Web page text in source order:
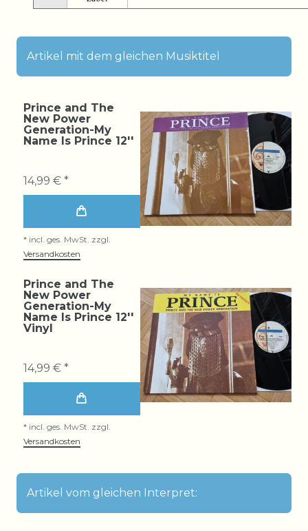
Artikel mit dem gleichen Musiktitel
Prince and The
New Power
Generation-My
Name Is Prince 12''
14,99 € *
* incl. ges. MwSt. zzgl.
Versandkosten
Prince and The
New Power
Generation-My
Name Is Prince 12''
Vinyl
14,99 € *
* incl. ges. MwSt. zzgl.
Versandkosten
Artikel vom gleichen Interpret: